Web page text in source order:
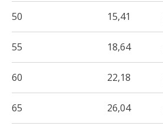
50 15,41
55 18,64
60 22,18
65 26,04